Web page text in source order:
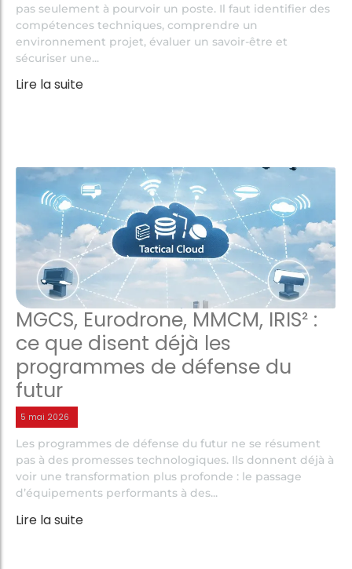
pas seulement à pourvoir un poste. Il faut identifier des
compétences techniques, comprendre un
environnement projet, évaluer un savoir-être et
sécuriser une...
Lire la suite
MGCS, Eurodrone, MMCM, IRIS² :
ce que disent déjà les
programmes de défense du
futur
5 mai 2026
Les programmes de défense du futur ne se résument
pas à des promesses technologiques. Ils donnent déjà à
voir une transformation plus profonde : le passage
d’équipements performants à des...
Lire la suite